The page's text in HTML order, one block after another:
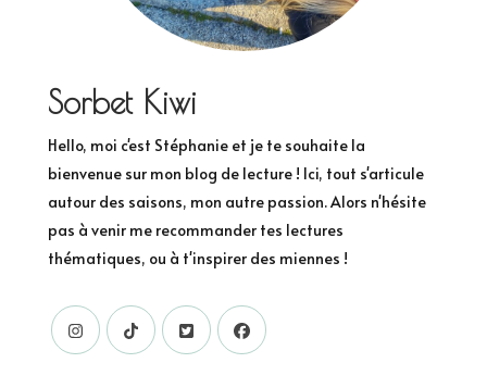
Sorbet Kiwi
Hello, moi c'est Stéphanie et je te souhaite la
bienvenue sur mon blog de lecture ! Ici, tout s'articule
autour des saisons, mon autre passion. Alors n'hésite
pas à venir me recommander tes lectures
thématiques, ou à t'inspirer des miennes !